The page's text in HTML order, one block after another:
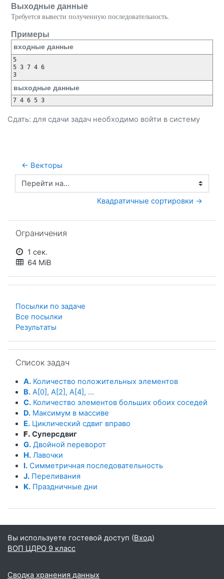
Выходные данные
Требуется вывести полученную последовательность.
Примеры
входные данные
5
5 3 7 4 6
выходные данные
Сдать: для сдачи задач необходимо войти в систему
← Векторы
Перейти на...
Квадратичные сортировки →
Ограничения
1 сек.
64 MiB
Посылки по задаче
Все посылки
Результаты
Список задач
A. Количество положительных элементов
B. A[0], A[2], A[4], ...
C. Количество элементов больших обоих соседей
D. Максимум в массиве
E. Циклический сдвиг вправо
F. Суперсдвиг
G. Двойной переворот
H. Лавочки
I. Симметричная последовательность
J. Переливания
K. Праздничные дни
Вы используете гостевой доступ (Вход)
ВОП ЦДРО 9 класс
Сводка хранения данных